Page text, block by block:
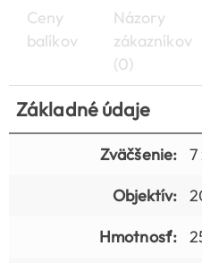
Ceny
balíkov
Názory
zákazníkov
(0)
Základné údaje
Zväčšenie:
7
Objektív:
Hmotnosť: